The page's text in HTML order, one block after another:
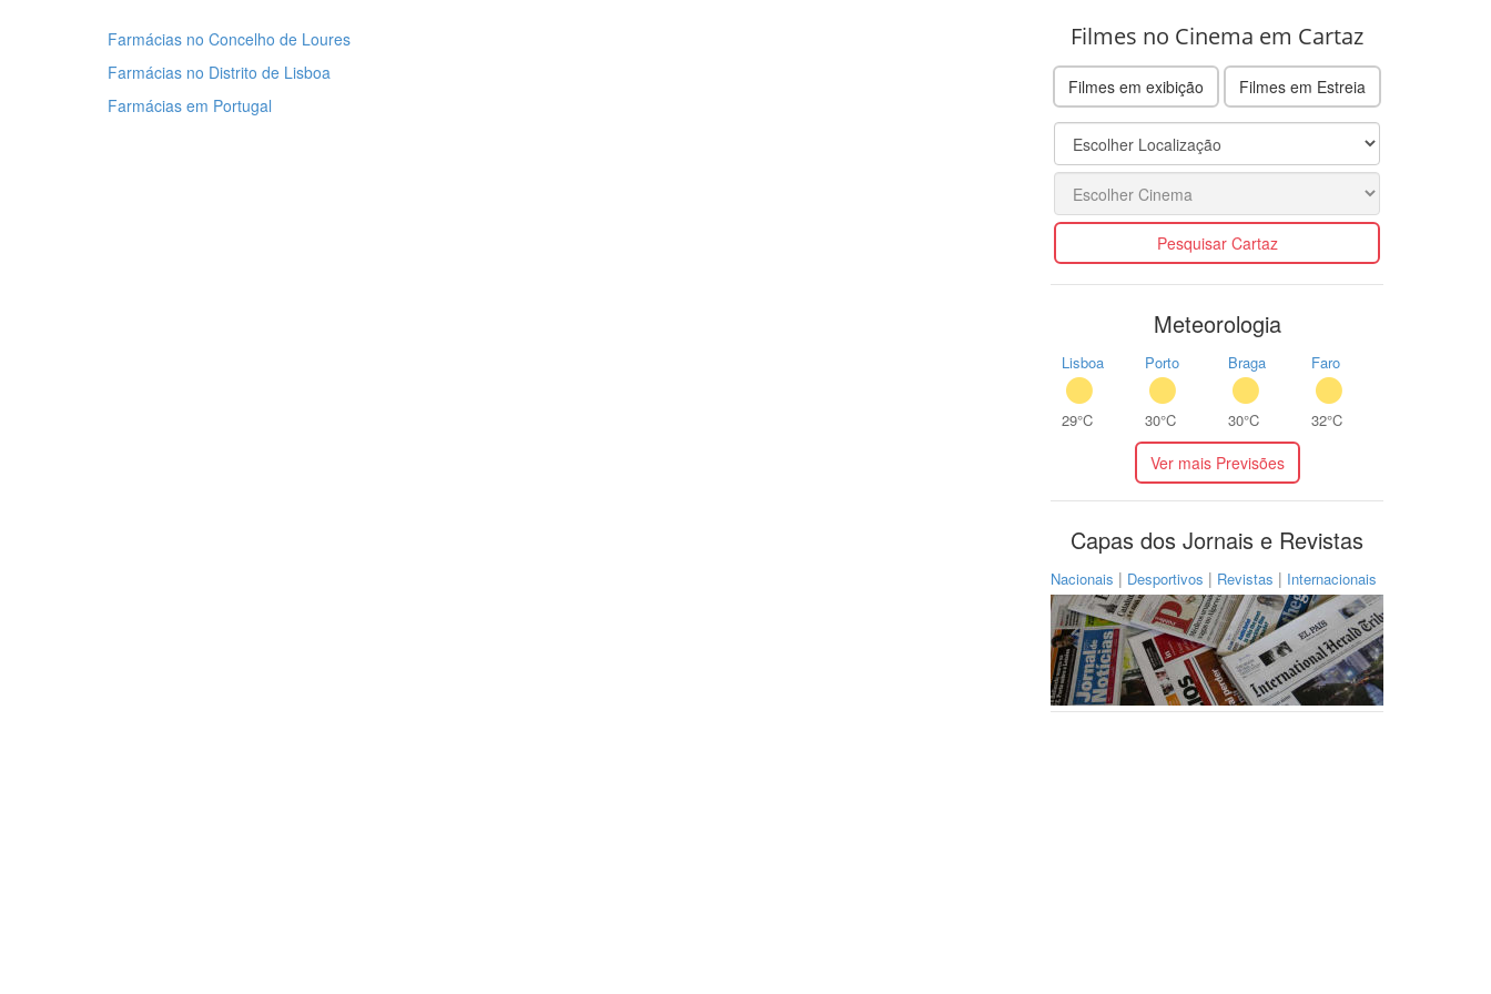
Farmácias no Concelho de Loures
Farmácias no Distrito de Lisboa
Farmácias em Portugal
Filmes no Cinema em Cartaz
Filmes em exibição Filmes em Estreia
Pesquisar Cartaz
Meteorologia
Lisboa
29°C
Porto
30°C
Braga
30°C
Faro
32°C
Ver mais Previsões
Capas dos Jornais e Revistas
Nacionais | Desportivos | Revistas | Internacionais